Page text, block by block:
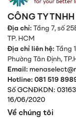
CÔNG TY
Địa chỉ:Tầng 7, số
TP. HCM
Địa chỉ liên hệ:Tầng
Phường Tân Định,
Email:
Hotline: 081 519
Số GCNĐKDN:
16/06/2020
Về chúng tôi